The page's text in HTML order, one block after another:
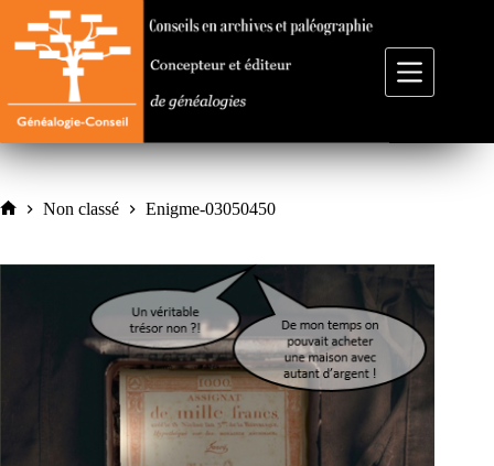
contenu
Non classé Enigme-03050450